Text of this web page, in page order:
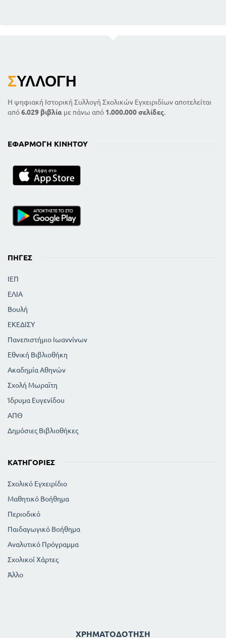
ΣΥΛΛΟΓΉ
Η ψηφιακή Ιστορική Συλλογή Σχολικών Εγχειριδίων αποτελείται
από6.029 βιβλία με πάνω από 1.000.000 σελίδες.
ΕΦΑΡΜΟΓΉ ΚΙΝΗΤΟΎ
ΠΗΓΈΣ
ΙΕΠ
ΕΛΙΑ
Βουλή
ΕΚΕΔΙΣΥ
Πανεπιστήμιο Ιωαννίνων
Εθνική Βιβλιοθήκη
Ακαδημία Αθηνών
Σχολή Μωραϊτη
Ίδρυμα Ευγενίδου
ΑΠΘ
Δημόσιες Βιβλιοθήκες
ΚΑΤΗΓΟΡΊΕΣ
Σχολικό Εγχειρίδιο
Μαθητικό Βοήθημα
Περιοδικό
Παιδαγωγικό Βοήθημα
Αναλυτικό Πρόγραμμα
Σχολικοί Χάρτες
Άλλο
ΧΡΗΜΑΤΟΔΌΤΗΣΗ